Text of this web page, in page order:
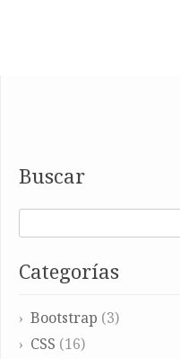
Buscar
Categorías
Bootstrap (3)
CSS (16)